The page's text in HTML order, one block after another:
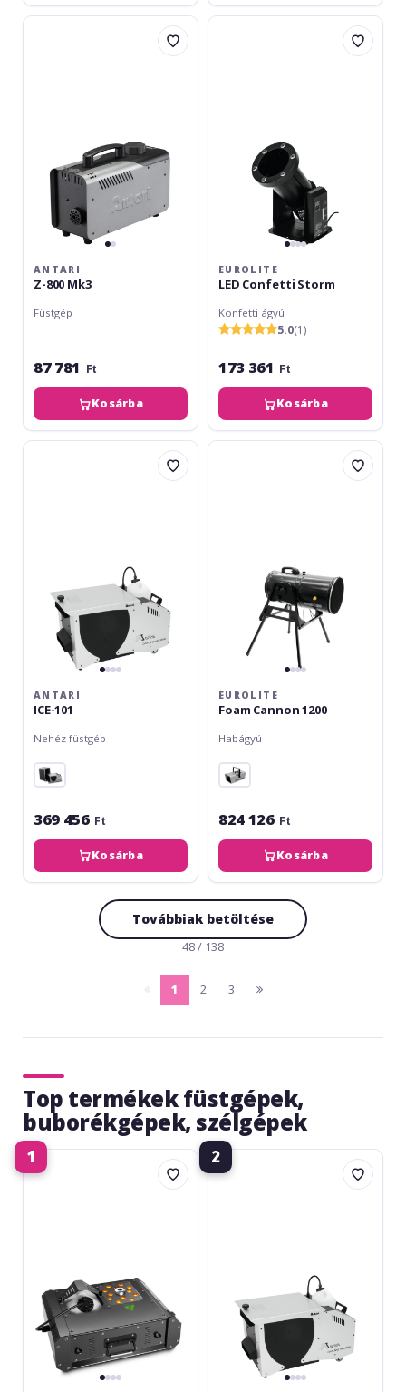
Antari
ANTARI
Z-800 Mk3
Füstgép
87 781 Ft
Kosárba
Eurolite
EUROLITE
LED Confetti Storm
Konfetti ágyú
5.0(1)
173 361 Ft
Kosárba
Antari
ANTARI
ICE-101
Nehéz füstgép
369 456 Ft
Kosárba
Eurolite
EUROLITE
Foam Cannon 1200
Habágyú
824 126 Ft
Kosárba
Továbbiak betöltése
48 / 138
pagina
1
(current)
2 3
pagina
Top termékek füstgépek,
buborékgépek, szélgépek
1
Cameo
Steam
2
Antari
ICE-